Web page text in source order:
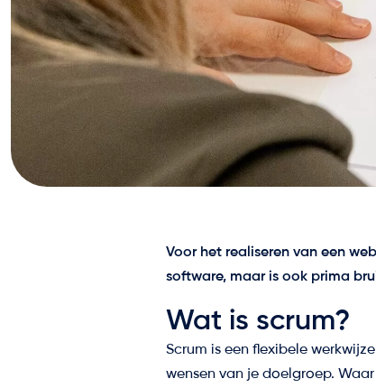
Voor het realiseren van een
software, maar is ook prima
Wat is scrum?
Scrum is een flexibele
wensen van je doelgroep.